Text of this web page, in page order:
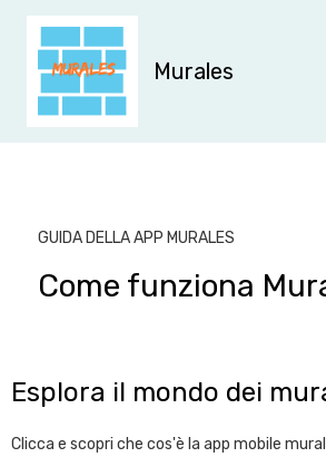
contenuto
Murales
GUIDA DELLA APP MURALES
Come funziona
Esplora il mondo dei
Clicca e scopri che cos'è la app mobile